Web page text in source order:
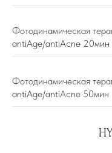
Фотодинамическая
antiAge/antiAcne 20мин
Фотодинамическая
antiAge/antiAcne 50мин
Надежное
Аппарат из США